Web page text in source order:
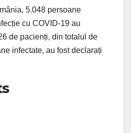
5.048 persoane
cu COVID-19 au
de pacienți, din totalul de
infectate, au fost declarați